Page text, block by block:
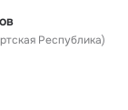
Республика)